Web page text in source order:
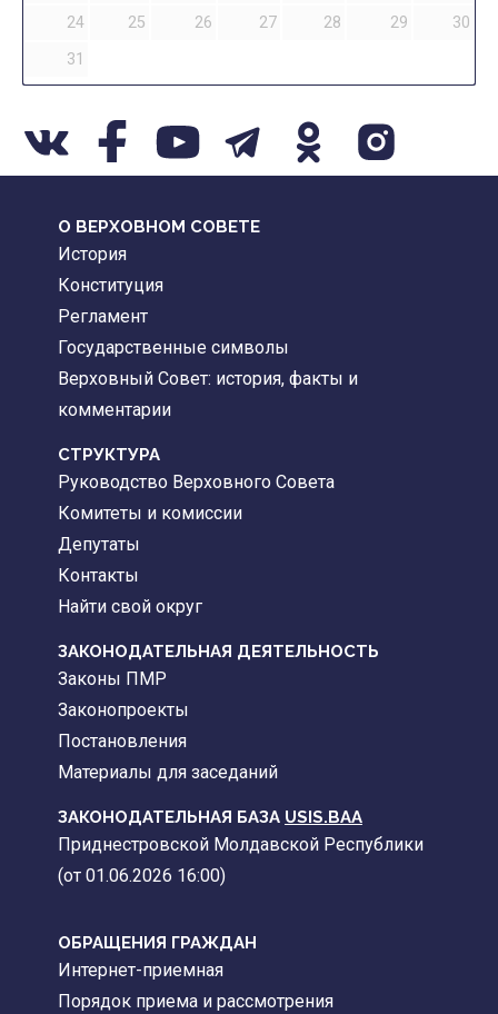
24
25 26 27 28 29
30
31
О ВЕРХОВНОМ СОВЕТЕ
История
Конституция
Регламент
Государственные символы
Верховный Совет: история, факты и
комментарии
CТРУКТУРА
Руководство Верховного Совета
Комитеты и комиссии
Депутаты
Контакты
Найти свой округ
ЗАКОНОДАТЕЛЬНАЯ ДЕЯТЕЛЬНОСТЬ
Законы ПМР
Законопроекты
Постановления
Материалы для заседаний
ЗАКОНОДАТЕЛЬНАЯ БАЗА USIS.BAA
Приднестровской Молдавской Республики
(от 01.06.2026 16:00)
ОБРАЩЕНИЯ ГРАЖДАН
Интернет-приемная
Порядок приема и рассмотрения